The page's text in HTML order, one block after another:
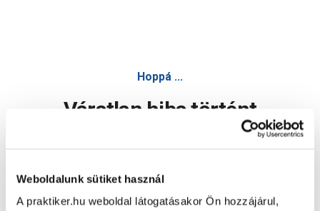
Weboldalunk sütiket használ
A praktiker.hu weboldal látogatásakor Ön hozzájárul,
Hoppá ...
Váratlan hiba történt
Oldal újratöltése